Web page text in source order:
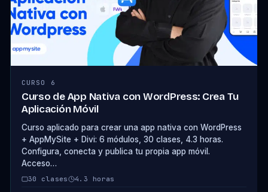
CURSO 6
Curso de App Nativa con WordPress: Crea Tu
Aplicación Móvil
Curso aplicado para crear una app nativa con WordPress
+ AppMySite + Divi: 6 módulos, 30 clases, 4.3 horas.
Configura, conecta y publica tu propia app móvil.
Acceso…
30 clases 4.3 horas